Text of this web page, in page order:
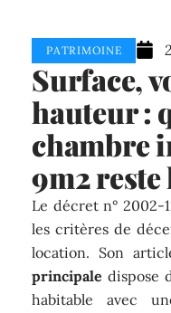
PATRIMOINE
Surface,
hauteur :
chambre
9m2 reste
Le décret n° 2002-
les critères de
location. Son
principale dispose
habitable avec